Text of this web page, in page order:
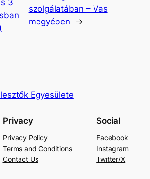
3
szolgálatában – Vas
megyében
→
Egyesülete
Privacy
Privacy Policy
Terms and Conditions
Contact Us
Social
Facebook
Instagram
Twitter/X